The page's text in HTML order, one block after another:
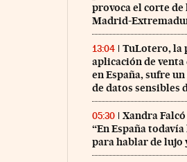
provoca el corte
Madrid-
13:04
TuLotero, la
aplicación de
en España, sufre
de datos sensibles
05:30
Xandra
“En España
para hablar de lujo